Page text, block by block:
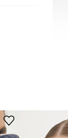
srebrna